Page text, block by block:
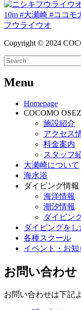
Copyright © 2024
Menu
Homepage
COCOMO
施設紹介
アクセス
料金案内
スタッフ
大瀬崎について
海水浴
ダイビング情報
海洋情報
潮汐情報
ダイビン
ダイビングを
各種スクール
イベント・お知
お問い合わせ
お問い合わせは下記